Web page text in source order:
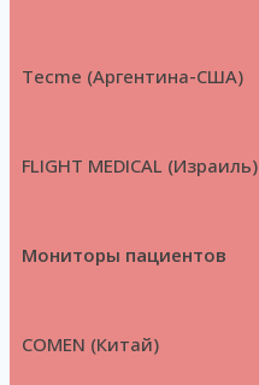
Tecme (Аргентина-США)
FLIGHT MEDICAL (Израиль)
Мониторы пациентов
COMEN (Китай)